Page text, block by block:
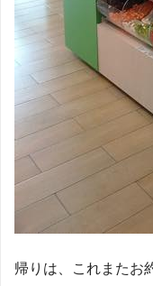
帰りは、これまたお